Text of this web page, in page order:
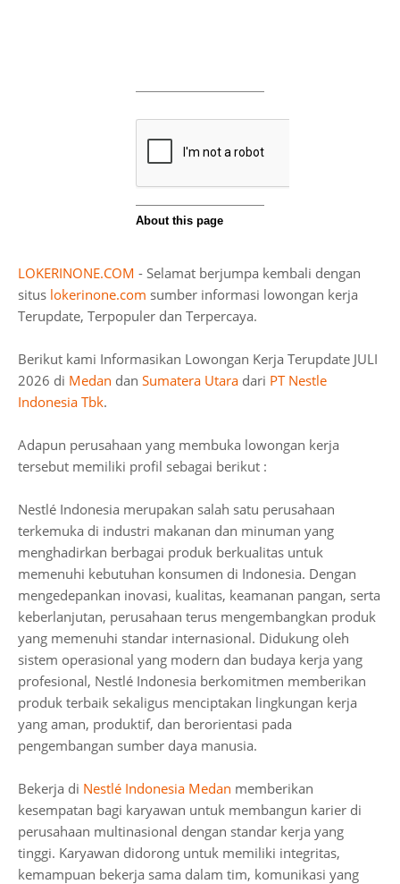
LOKERINONE.COM - Selamat berjumpa kembali dengan
situs lokerinone.com sumber informasi lowongan kerja
Terupdate, Terpopuler dan Terpercaya.
Berikut kami Informasikan Lowongan Kerja Terupdate JULI
2026 di Medan dan Sumatera Utara dari PT Nestle
Indonesia Tbk.
Adapun perusahaan yang membuka lowongan kerja
tersebut memiliki profil sebagai berikut :
Nestlé Indonesia merupakan salah satu perusahaan
terkemuka di industri makanan dan minuman yang
menghadirkan berbagai produk berkualitas untuk
memenuhi kebutuhan konsumen di Indonesia. Dengan
mengedepankan inovasi, kualitas, keamanan pangan, serta
keberlanjutan, perusahaan terus mengembangkan produk
yang memenuhi standar internasional. Didukung oleh
sistem operasional yang modern dan budaya kerja yang
profesional, Nestlé Indonesia berkomitmen memberikan
produk terbaik sekaligus menciptakan lingkungan kerja
yang aman, produktif, dan berorientasi pada
pengembangan sumber daya manusia.
Bekerja di Nestlé Indonesia Medan memberikan
kesempatan bagi karyawan untuk membangun karier di
perusahaan multinasional dengan standar kerja yang
tinggi. Karyawan didorong untuk memiliki integritas,
kemampuan bekerja sama dalam tim, komunikasi yang